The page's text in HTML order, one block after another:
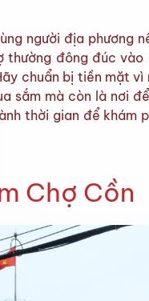
người địa phương
đông đúc
chuẩn bị tiền mặt vì
sắm mà còn là nơi
thời gian để khám
Chợ Cồn